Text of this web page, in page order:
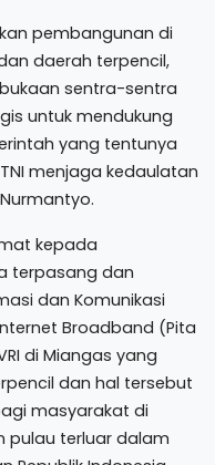
pembangunan di
daerah terpencil,
sentra-sentra
untuk mendukung
yang tentunya
menjaga kedaulatan
kepada
terpasang dan
dan Komunikasi
Broadband (Pita
di Miangas yang
dan hal tersebut
masyarakat di
pulau terluar dalam